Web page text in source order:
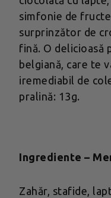
simfonie de
surprinzător de
fină. O delicioasă
belgiană, care te
iremediabil de
pralină: 13g.
Ingrediente –
Zahăr, stafide,